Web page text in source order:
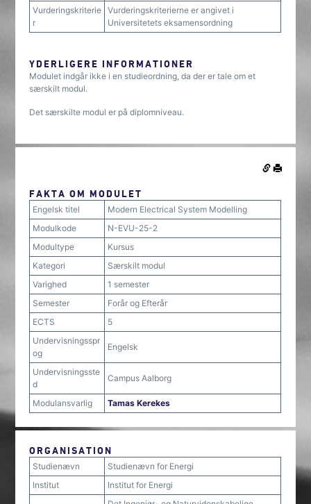
Vurderingskriterie
r
Vurderingskriterierne er angivet i
Universitetets eksamensordning
YDERLIGERE INFORMATIONER
Modulet indgår ikke i en studieordning, da der er tale om et
særskilt modul.
Det særskilte modul er på diplomniveau.
FAKTA OM MODULET
Engelsk titel
Modern Electrical System Modelling
Modulkode
N-EVU-25-2
Modultype
Kursus
Kategori
Særskilt modul
Varighed
1 semester
Semester
Forår og Efterår
ECTS
5
Undervisningsspr
og
Engelsk
Undervisningsste
d
Campus Aalborg
Modulansvarlig Tamas Kerekes
ORGANISATION
Studienævn
Studienævn for Energi
Institut
Institut for Energi